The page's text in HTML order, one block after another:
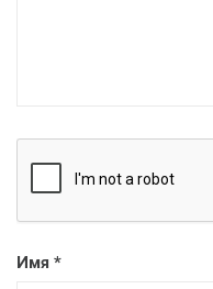
Имя *